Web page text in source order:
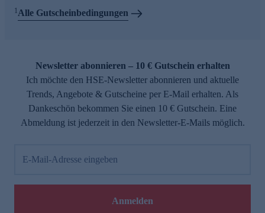
1Alle Gutscheinbedingungen
Newsletter abonnieren – 10 € Gutschein erhalten
Ich möchte den HSE-Newsletter abonnieren und aktuelle
Trends, Angebote & Gutscheine per E-Mail erhalten. Als
Dankeschön bekommen Sie einen 10 € Gutschein. Eine
Abmeldung ist jederzeit in den Newsletter-E-Mails möglich.
E-Mail-Adresse eingeben
Anmelden